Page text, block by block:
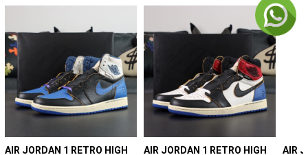
AIR JORDAN 1 RETRO HIGH AIR JORDAN 1 RETRO HIGH AIR